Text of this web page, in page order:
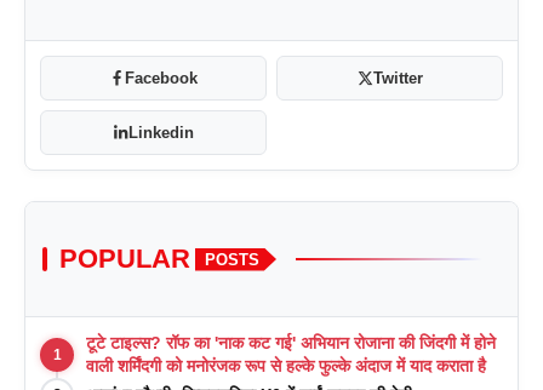
Facebook Twitter
Linkedin
POPULAR POSTS
1
टूटे टाइल्स? रॉफ का 'नाक कट गई' अभियान रोजाना की जिंदगी में होने
वाली शर्मिंदगी को मनोरंजक रूप से हल्के फुल्के अंदाज में याद कराता है